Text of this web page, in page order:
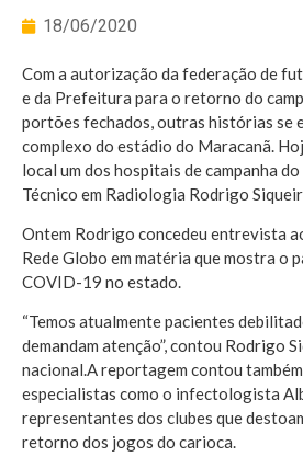
18/06/2020
Com a autorização da federação de
e da Prefeitura para o retorno do
portões fechados, outras histórias se
complexo do estádio do Maracanã.
local um dos hospitais de campanha
Técnico em Radiologia Rodrigo
Ontem Rodrigo concedeu entrevista
Rede Globo em matéria que mostra o
COVID-19 no estado.
“Temos atualmente pacientes
demandam atenção”, contou Rodrigo
nacional.A reportagem contou
especialistas como o infectologista
representantes dos clubes que
retorno dos jogos do carioca.